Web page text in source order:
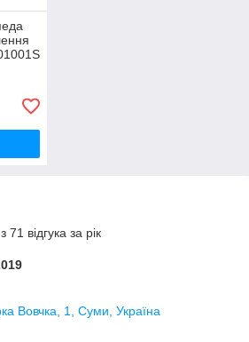
відгука за рік
Вовчка, 1, Суми, Україна